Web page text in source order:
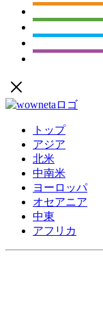
トップ
アジア
北米
中南米
ヨーロッパ
オセアニア
中東
アフリカ